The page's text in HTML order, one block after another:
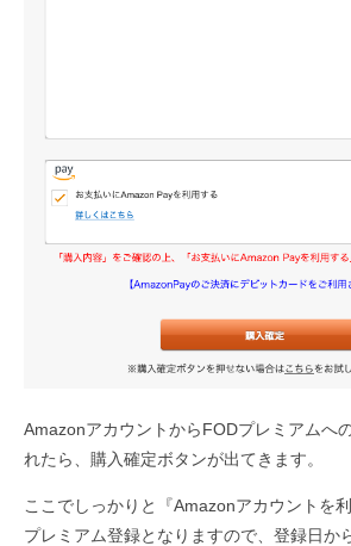
AmazonアカウントからFODプレミアムへ
れたら、購入確定ボタンが出てきます。
ここでしっかりと『Amazonアカウントを
プレミアム登録となりますので、登録日か